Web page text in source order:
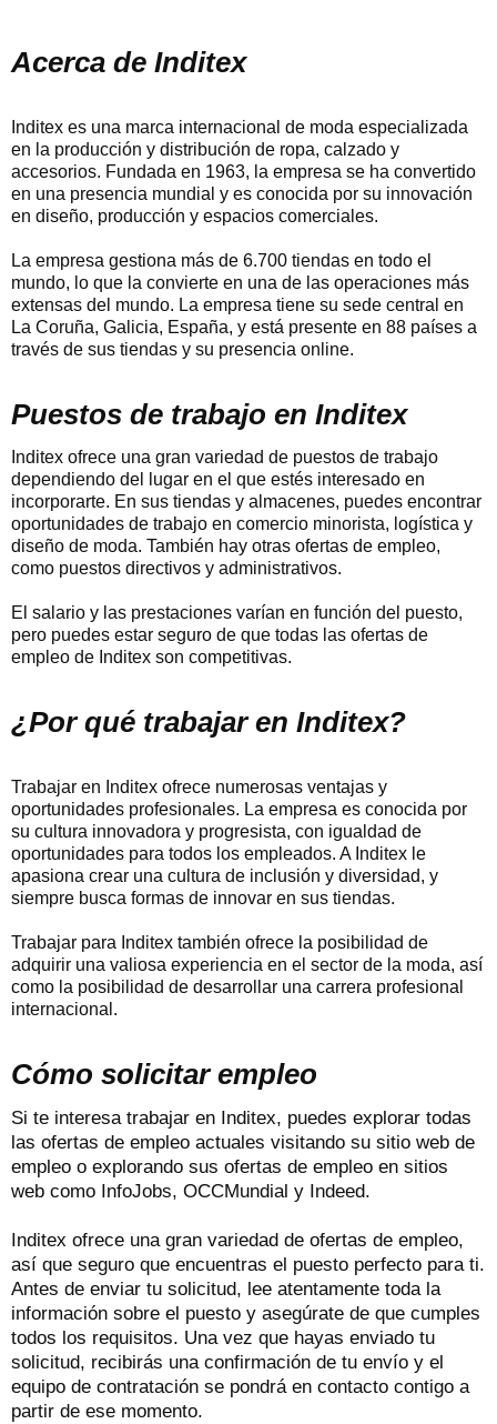
Acerca de Inditex
Inditex es una marca internacional de moda especializada
en la producción y distribución de ropa, calzado y
accesorios. Fundada en 1963, la empresa se ha convertido
en una presencia mundial y es conocida por su innovación
en diseño, producción y espacios comerciales.
La empresa gestiona más de 6.700 tiendas en todo el
mundo, lo que la convierte en una de las operaciones más
extensas del mundo. La empresa tiene su sede central en
La Coruña, Galicia, España, y está presente en 88 países a
través de sus tiendas y su presencia online.
Puestos de trabajo en Inditex
Inditex ofrece una gran variedad de puestos de trabajo
dependiendo del lugar en el que estés interesado en
incorporarte. En sus tiendas y almacenes, puedes encontrar
oportunidades de trabajo en comercio minorista, logística y
diseño de moda. También hay otras ofertas de empleo,
como puestos directivos y administrativos.
El salario y las prestaciones varían en función del puesto,
pero puedes estar seguro de que todas las ofertas de
empleo de Inditex son competitivas.
¿Por qué trabajar en Inditex?
Trabajar en Inditex ofrece numerosas ventajas y
oportunidades profesionales. La empresa es conocida por
su cultura innovadora y progresista, con igualdad de
oportunidades para todos los empleados. A Inditex le
apasiona crear una cultura de inclusión y diversidad, y
siempre busca formas de innovar en sus tiendas.
Trabajar para Inditex también ofrece la posibilidad de
adquirir una valiosa experiencia en el sector de la moda, así
como la posibilidad de desarrollar una carrera profesional
internacional.
Cómo solicitar empleo
Si te interesa trabajar en Inditex, puedes explorar todas
las ofertas de empleo actuales visitando su sitio web de
empleo o explorando sus ofertas de empleo en sitios
web como InfoJobs, OCCMundial y Indeed.
Inditex ofrece una gran variedad de ofertas de empleo,
así que seguro que encuentras el puesto perfecto para ti.
Antes de enviar tu solicitud, lee atentamente toda la
información sobre el puesto y asegúrate de que cumples
todos los requisitos. Una vez que hayas enviado tu
solicitud, recibirás una confirmación de tu envío y el
equipo de contratación se pondrá en contacto contigo a
partir de ese momento.